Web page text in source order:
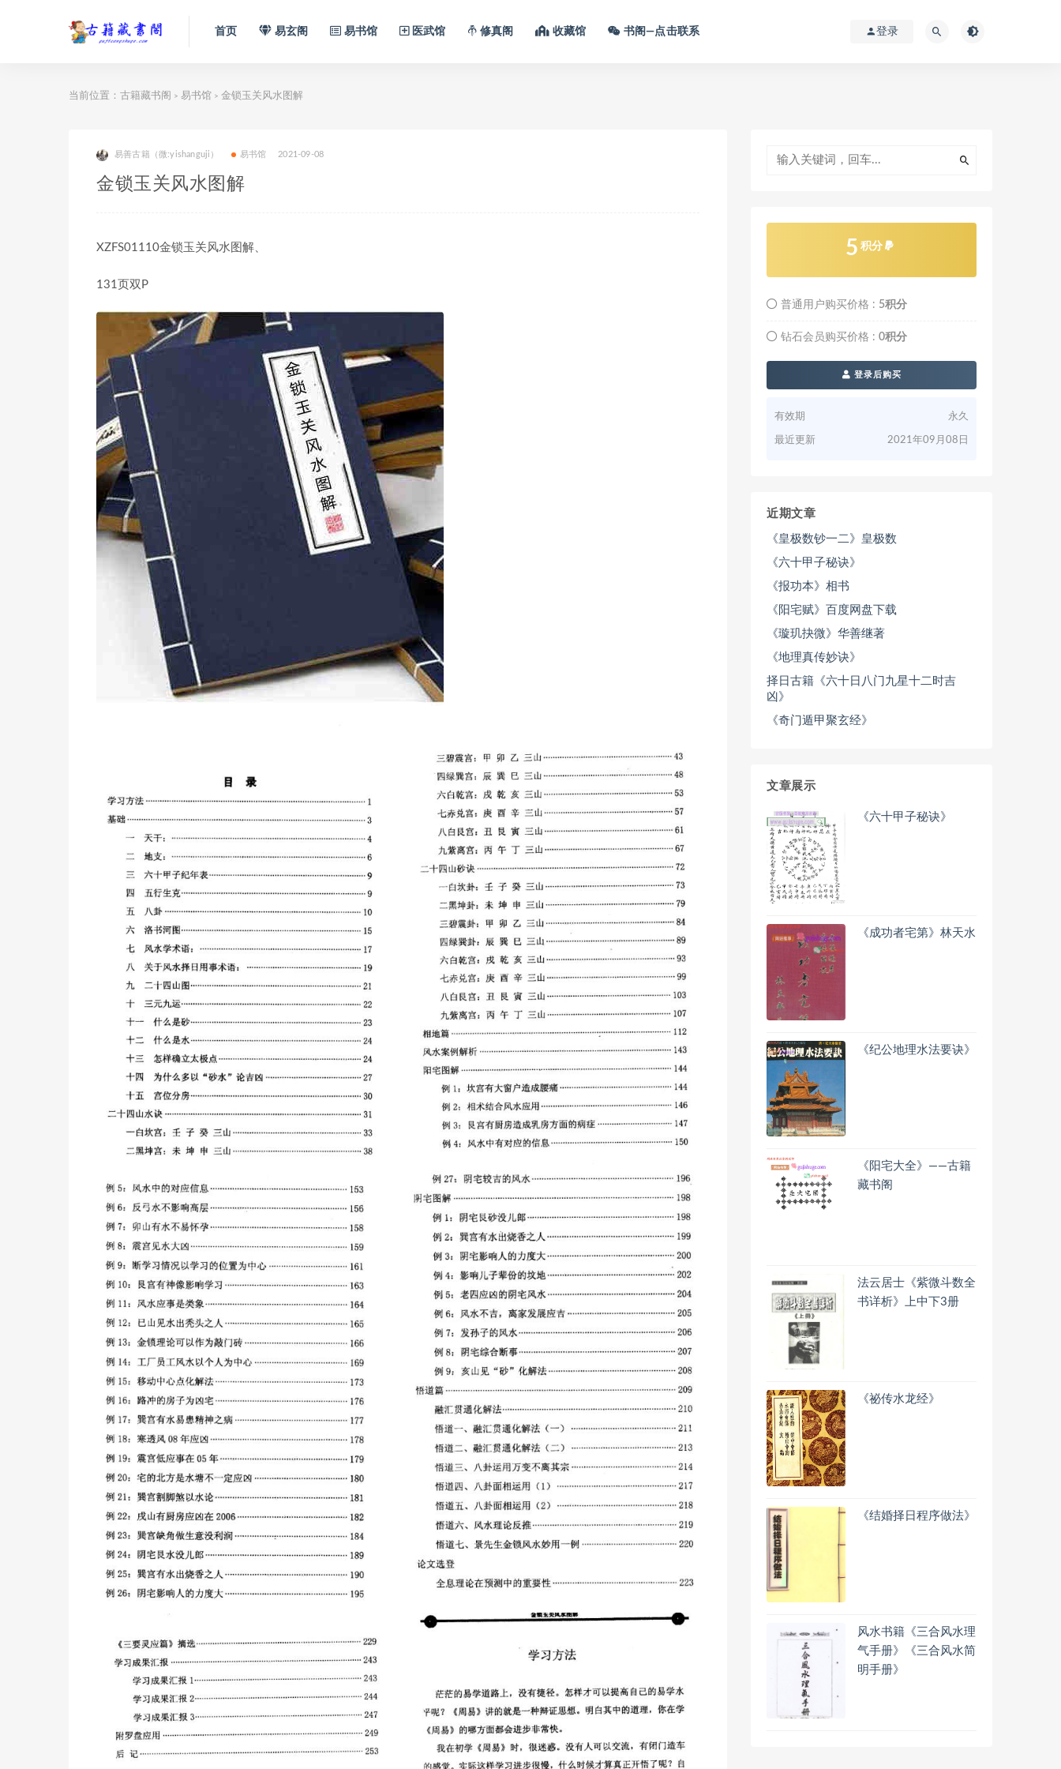
首页 易玄阁 易书馆 医武馆 修真阁 收藏馆 书阁—点击联系 登录
当前位置： 古籍藏书阁 > 易书馆 > 金锁玉关风水图解
易善古籍（微:yishanguji） 易书馆 2021-09-08
金锁玉关风水图解
XZFS01110金锁玉关风水图解、
131页双P
5 积分
普通用户购买价格 : 5积分
钻石会员购买价格 : 0积分
登录后购买
有效期 永久
最近更新 2021年09月08日
近期文章
《皇极数钞一二》皇极数
《六十甲子秘诀》
《报功本》相书
《阳宅赋》百度网盘下载
《璇玑抉微》华善继著
《地理真传妙诀》
择日古籍《六十日八门九星十二时吉
凶》
《奇门遁甲聚玄经》
文章展示
《六十甲子秘诀》
《成功者宅第》林天水
《纪公地理水法要诀》
《阳宅大全》——古籍
藏书阁
法云居士《紫微斗数全
书详析》上中下3册
《祕传水龙经》
《结婚择日程序做法》
风水书籍《三合风水理
气手册》《三合风水简
明手册》